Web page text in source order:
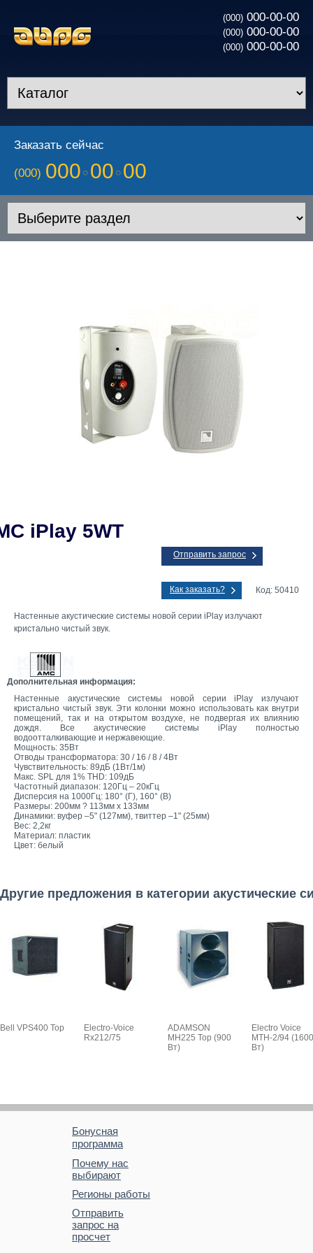
(000) 000-00-00
(000) 000-00-00
(000) 000-00-00
Заказать сейчас
(000) 000 00 00
iPlay 5WT
Отправить запрос
Как заказать? Код: 50410
Настенные акустические системы новой серии iPlay излучают
кристально чистый звук.
Дополнительная информация:
Настенные акустические системы новой серии iPlay излучают
кристально чистый звук. Эти колонки можно использовать как внутри
помещений, так и на открытом воздухе, не подвергая их влиянию
дождя. Все акустические системы iPlay полностью
водоотталкивающие и нержавеющие.
Мощность: 35Вт
Отводы трансформатора: 30 / 16 / 8 / 4Вт
Чувствительность: 89дБ (1Вт/1м)
Макс. SPL для 1% THD: 109дБ
Частотный диапазон: 120Гц – 20кГц
Дисперсия на 1000Гц: 180° (Г), 160° (В)
Размеры: 200мм ? 113мм x 133мм
Динамики: вуфер –5" (127мм), твиттер –1" (25мм)
Вес: 2,2кг
Материал: пластик
Цвет: белый
Другие предложения в категории акустические
Bell VPS400 Top
Electro-Voice
Rx212/75
ADAMSON
MH225 Top (900
Вт)
Electro Voice
MTH-2/94 (1600
Вт)
Бонусная
программа
Почему нас
выбирают
Регионы работы
Отправить
запрос на
просчет